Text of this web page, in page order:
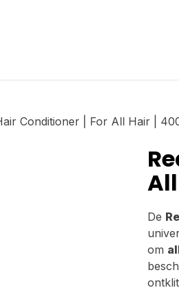
Conditioner | For All Hair |
De
om